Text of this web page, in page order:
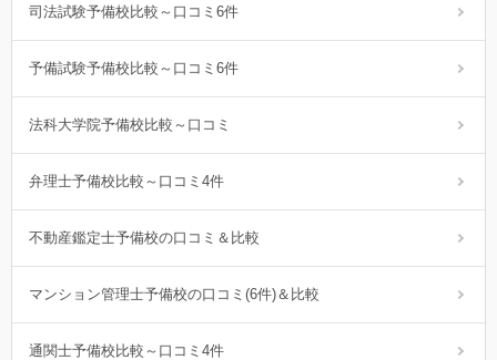
司法試験予備校比較～口コミ6件
予備試験予備校比較～口コミ6件
法科大学院予備校比較～口コミ
弁理士予備校比較～口コミ4件
不動産鑑定士予備校の口コミ＆比較
マンション管理士予備校の口コミ(6件)＆比較
通関士予備校比較～口コミ4件